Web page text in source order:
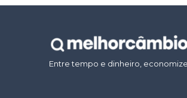
Entre tempo e dinheiro,